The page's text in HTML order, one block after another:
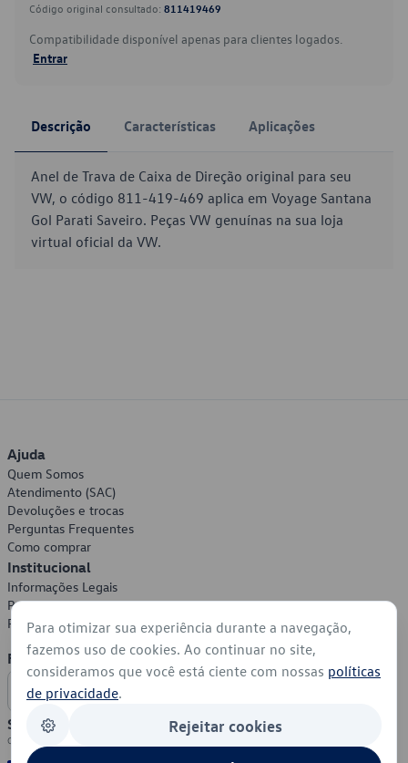
Código original consultado: 811419469
Compatibilidade disponível apenas para clientes logados.
Entrar
Descrição Características Aplicações
Anel de Trava de Caixa de Direção original para seu
VW, o código 811-419-469 aplica em Voyage Santana
Gol Parati Saveiro. Peças VW genuínas na sua loja
virtual oficial da VW.
Ajuda
Quem Somos
Atendimento (SAC)
Devoluções e trocas
Perguntas Frequentes
Como comprar
Institucional
Informações Legais
Política de Privacidade
Política de Cookies
Formas de Pagamento
Segurança
Para otimizar sua experiência durante a navegação,
fazemos uso de cookies. Ao continuar no site,
consideramos que você está ciente com nossas políticas
de privacidade.
Rejeitar cookies